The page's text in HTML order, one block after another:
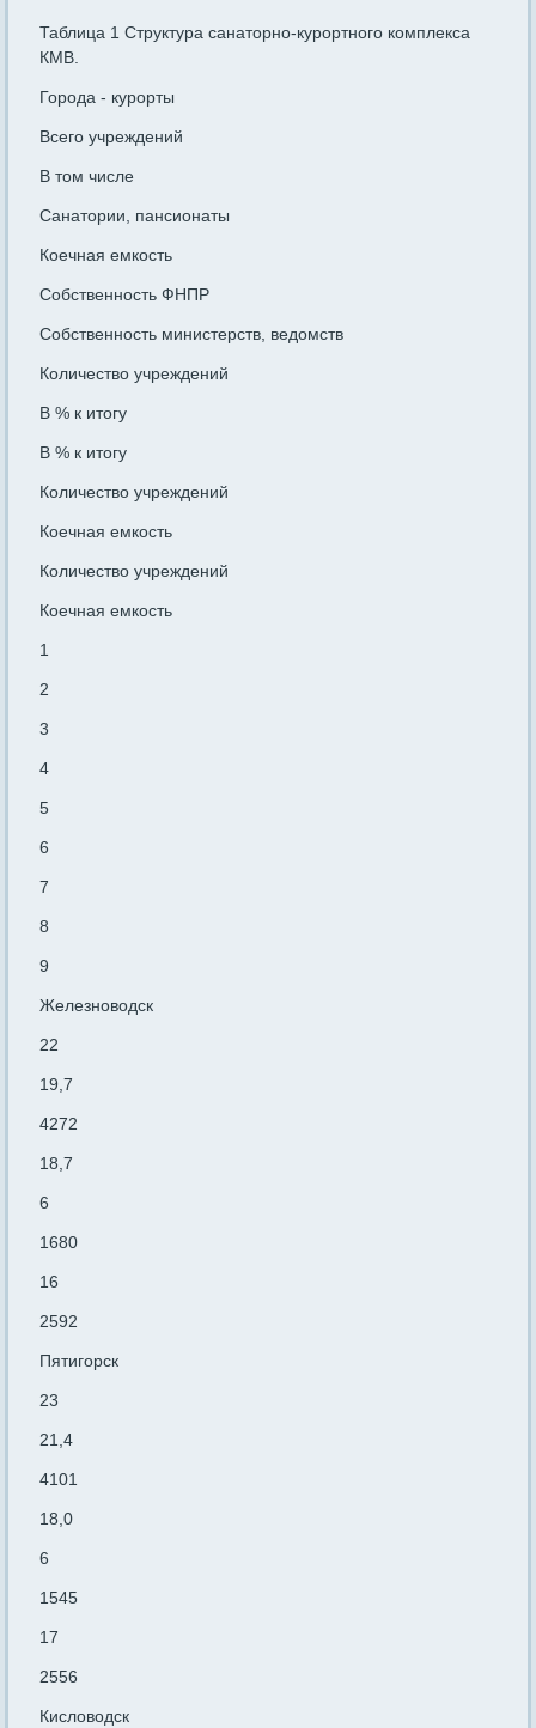
Таблица 1 Структура санаторно-курортного комплекса
КМВ.
Города - курорты
Всего учреждений
В том числе
Санатории, пансионаты
Коечная емкость
Собственность ФНПР
Собственность министерств, ведомств
Количество учреждений
В % к итогу
В % к итогу
Количество учреждений
Коечная емкость
Количество учреждений
Коечная емкость
1
2
3
4
5
6
7
8
9
Железноводск
22
19,7
4272
18,7
6
1680
16
2592
Пятигорск
23
21,4
4101
18,0
6
1545
17
2556
Кисловодск